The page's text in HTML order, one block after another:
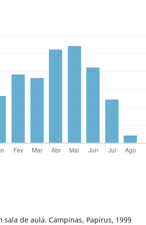
sala de aula. Campinas, Papirus, 1999